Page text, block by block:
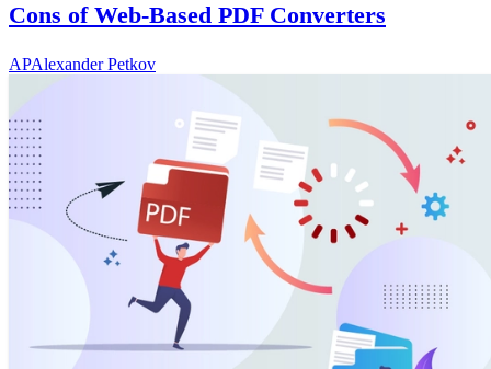
Cons of Web-Based PDF Converters
APAlexander Petkov